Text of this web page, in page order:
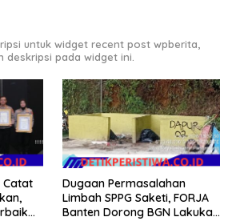
untuk widget recent post wpberita,
deskripsi pada widget ini.
Catat
Dugaan Permasalahan
Limbah SPPG Saketi, FORJA
Banten Dorong BGN Lakukan